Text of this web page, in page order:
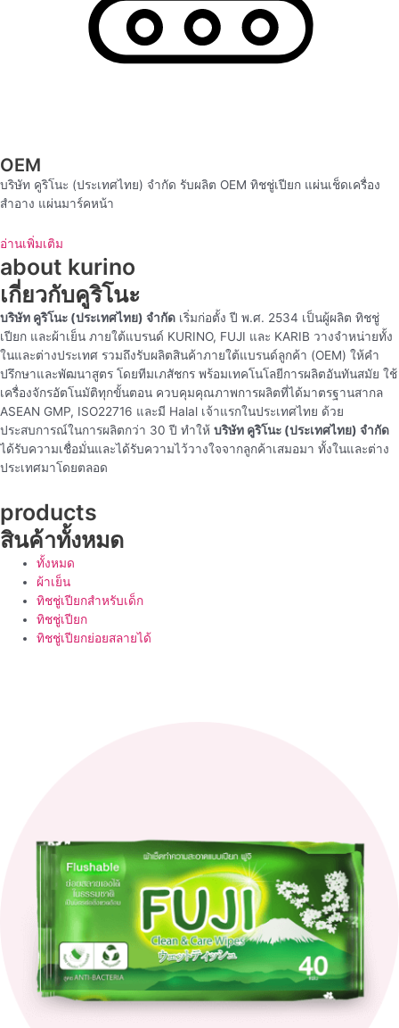
OEM
บริษัท คูริโนะ (ประเทศไทย) จำกัด รับผลิต OEM ทิชชู่เปียก แผ่นเช็ดเครื่อง
สำอาง แผ่นมาร์คหน้า
อ่านเพิ่มเติม
about kurino
เกี่ยวกับคูริโนะ
บริษัท คูริโนะ (ประเทศไทย) จำกัด เริ่มก่อตั้ง ปี พ.ศ. 2534 เป็นผู้ผลิต ทิชชู่
เปียก และผ้าเย็น ภายใต้แบรนด์ KURINO, FUJI และ KARIB วางจำหน่ายทั้ง
ในและต่างประเทศ รวมถึงรับผลิตสินค้าภายใต้แบรนด์ลูกค้า (OEM) ให้คำ
ปรึกษาและพัฒนาสูตร โดยทีมเภสัชกร พร้อมเทคโนโลยีการผลิตอันทันสมัย ใช้
เครื่องจักรอัตโนมัติทุกขั้นตอน ควบคุมคุณภาพการผลิตที่ได้มาตรฐานสากล
ASEAN GMP, ISO22716 และมี Halal เจ้าแรกในประเทศไทย ด้วย
ประสบการณ์ในการผลิตกว่า 30 ปี ทำให้ บริษัท คูริโนะ (ประเทศไทย) จำกัด
ได้รับความเชื่อมั่นและได้รับความไว้วางใจจากลูกค้าเสมอมา ทั้งในและต่าง
ประเทศมาโดยตลอด
products
สินค้าทั้งหมด
ทั้งหมด
ผ้าเย็น
ทิชชู่เปียกสำหรับเด็ก
ทิชชู่เปียก
ทิชชู่เปียกย่อยสลายได้